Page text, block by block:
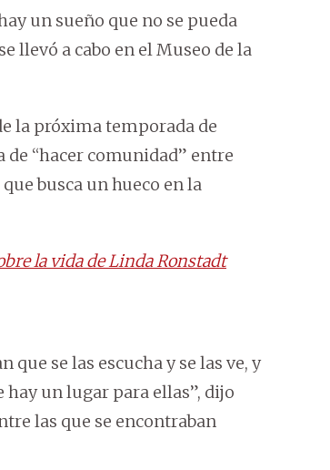
un sueño que no se pueda
llevó a cabo en el Museo de la
la próxima temporada de
“hacer comunidad” entre
busca un hueco en la
la vida de Linda Ronstadt
que se las escucha y se las ve, y
hay un lugar para ellas”, dijo
las que se encontraban